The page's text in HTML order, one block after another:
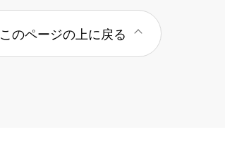
このページの上に戻る